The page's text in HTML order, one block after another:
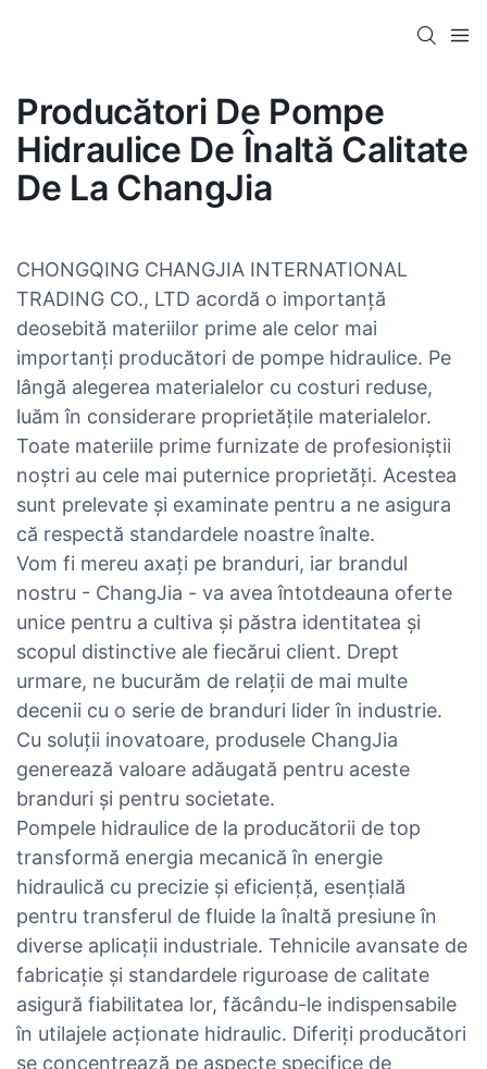
Producători De Pompe
Hidraulice De Înaltă Calitate
De La ChangJia
CHONGQING CHANGJIA INTERNATIONAL
TRADING CO., LTD acordă o importanță
deosebită materiilor prime ale celor mai
importanți producători de pompe hidraulice. Pe
lângă alegerea materialelor cu costuri reduse,
luăm în considerare proprietățile materialelor.
Toate materiile prime furnizate de profesioniștii
noștri au cele mai puternice proprietăți. Acestea
sunt prelevate și examinate pentru a ne asigura
că respectă standardele noastre înalte.
Vom fi mereu axați pe branduri, iar brandul
nostru - ChangJia - va avea întotdeauna oferte
unice pentru a cultiva și păstra identitatea și
scopul distinctive ale fiecărui client. Drept
urmare, ne bucurăm de relații de mai multe
decenii cu o serie de branduri lider în industrie.
Cu soluții inovatoare, produsele ChangJia
generează valoare adăugată pentru aceste
branduri și pentru societate.
Pompele hidraulice de la producătorii de top
transformă energia mecanică în energie
hidraulică cu precizie și eficiență, esențială
pentru transferul de fluide la înaltă presiune în
diverse aplicații industriale. Tehnicile avansate de
fabricație și standardele riguroase de calitate
asigură fiabilitatea lor, făcându-le indispensabile
în utilajele acționate hidraulic. Diferiți producători
se concentrează pe aspecte specifice de